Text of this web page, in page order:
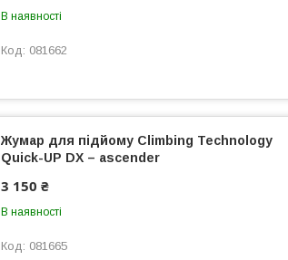
В наявності
081662
Жумар для підйому Climbing Technology
Quick-UP DX – ascender
3 150 ₴
В наявності
081665